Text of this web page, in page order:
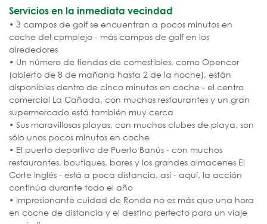
Servicios en la inmediata vecindad
• 3 campos de golf se encuentran a pocos minutos en
coche del complejo - más campos de golf en los
alrededores
• Un número de tiendas de comestibles, como Opencor
(abierto de 8 de mañana hasta 2 de la noche), están
disponibles dentro de cinco minutos en coche - el centro
comercial La Cañada, con muchos restaurantes y un gran
supermercado está también muy cerca
• Sus maravillosas playas, con muchos clubes de playa, son
sólo unos pocos minutos en coche
• El puerto deportivo de Puerto Banús - con muchos
restaurantes, boutiques, bares y los grandes almacenes El
Corte Inglés - está a poca distancia, así - aquí, la acción
continúa durante todo el año
• Impresionante cuidad de Ronda no es más que una hora
en coche de distancia y el destino perfecto para un viaje